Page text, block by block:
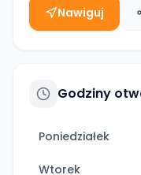
Nawiguj
Godziny
Poniedziałek
Wtorek